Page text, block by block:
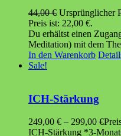
44,00€ Ursprünglicher
Preis ist: 22,00 €.
Du erhältst einen
Meditation) mit dem
In den Warenkorb
Sale!
ICH-Stärkung
249,00 € – 299,00 €
ICH-Stärkung *3-